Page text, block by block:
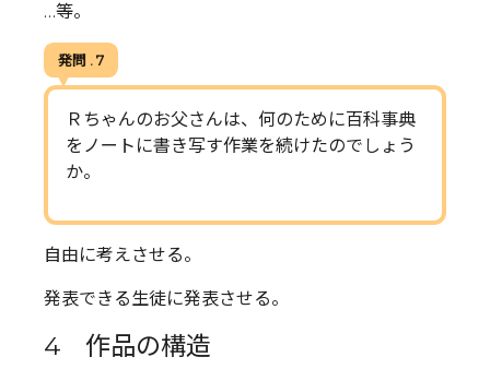
…等。
発問 . 7
Ｒちゃんのお父さんは、何のために百科事典
をノートに書き写す作業を続けたのでしょう
か。
自由に考えさせる。
発表できる生徒に発表させる。
4 作品の構造